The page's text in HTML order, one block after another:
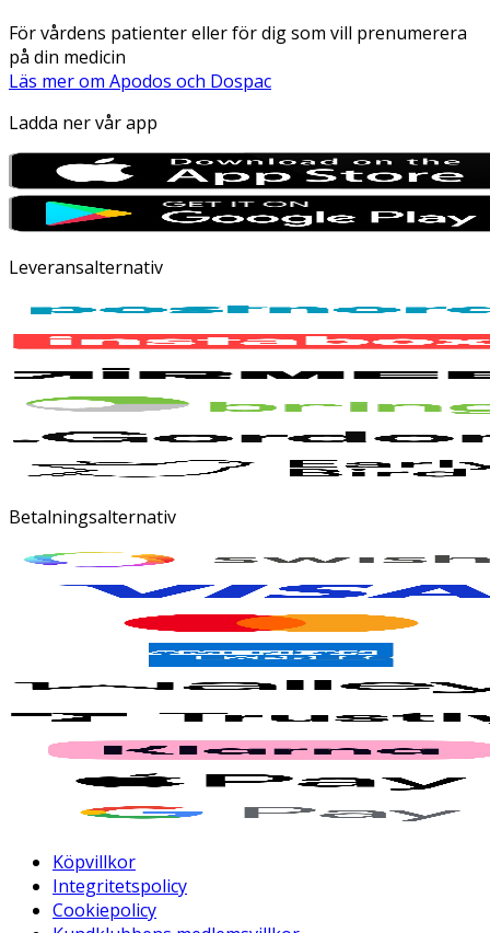
För vårdens patienter eller för dig som vill prenumerera
på din medicin
Läs mer om Apodos och Dospac
Ladda ner vår app
Leveransalternativ
Betalningsalternativ
Köpvillkor
Integritetspolicy
Cookiepolicy